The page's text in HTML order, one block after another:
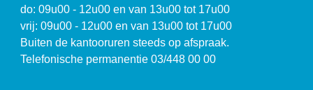
do: 09u00 - 12u00 en van 13u00 tot 17u00
vrij: 09u00 - 12u00 en van 13u00 tot 17u00
Buiten de kantooruren steeds op afspraak.
Telefonische permanentie 03/448 00 00